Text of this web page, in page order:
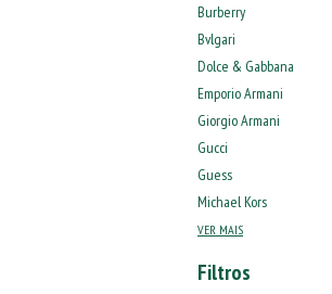
Burberry
Bvlgari
Dolce & Gabbana
Emporio Armani
Giorgio Armani
Gucci
Guess
Michael Kors
VER MAIS
Filtros